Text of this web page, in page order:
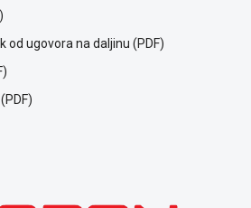
od ugovora na daljinu (PDF)